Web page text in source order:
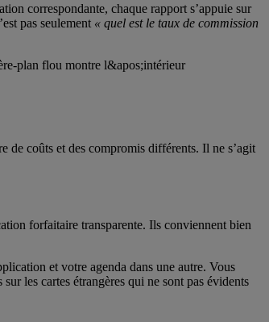
correspondante, chaque rapport s’appuie sur
pas seulement « quel est le taux de commission
de coûts et des compromis différents. Il ne s’agit
forfaitaire transparente. Ils conviennent bien
et votre agenda dans une autre. Vous
les cartes étrangères qui ne sont pas évidents